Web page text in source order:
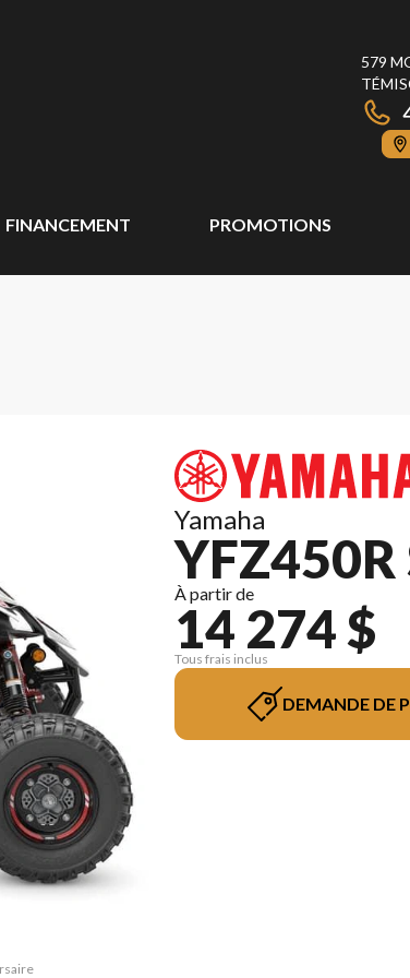
579
FINANCEMENT PROMOTIONS
Yamaha
YFZ450R
À partir de
14 274 $
Tous frais inclus
DEMANDE DE